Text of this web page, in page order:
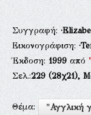
Συγγραφή:
Εικονογράφιση:
Έκδοση:1999από
Σελ.:229(28χ21),
Θέμα: "Αγγλική